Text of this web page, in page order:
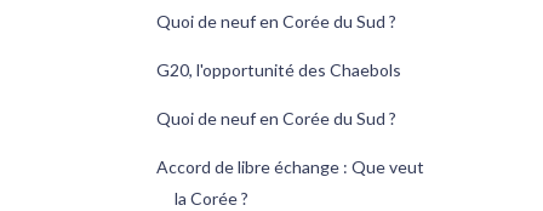
Quoi de neuf en Corée du Sud ?
G20, l'opportunité des Chaebols
Quoi de neuf en Corée du Sud ?
Accord de libre échange : Que veut
la Corée ?